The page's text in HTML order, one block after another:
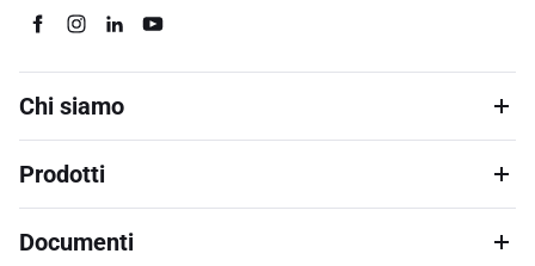
Chi siamo
Prodotti
Documenti